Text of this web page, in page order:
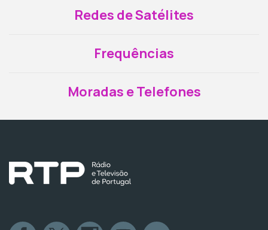
Redes de Satélites
Frequências
Moradas e Telefones